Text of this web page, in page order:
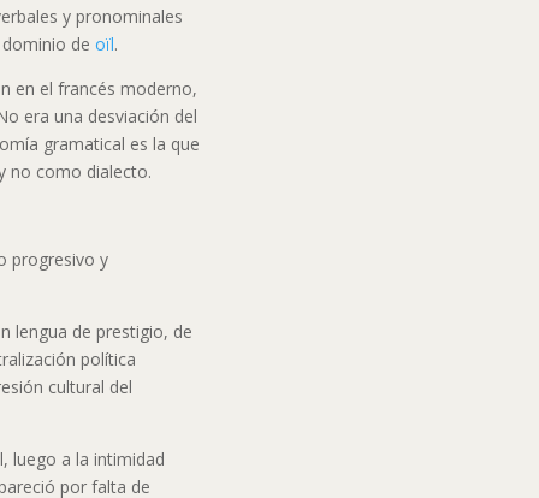
y pronominales
dominio deoïl.
en el francés moderno,
era una desviación del
gramatical es la que
no como dialecto.
progresivo y
lengua de prestigio, de
política
cultural del
luego a la intimidad
por falta de